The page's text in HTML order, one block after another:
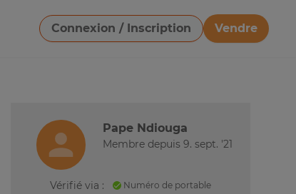
Connexion / Inscription
Vendre
Télécharger une image
Pape Ndiouga
Membre depuis 9. sept. '21
Vérifié via : Numéro de portable